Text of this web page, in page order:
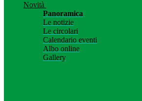
Novità
Panoramica
Le notizie
Le circolari
Calendario eventi
Albo online
Gallery